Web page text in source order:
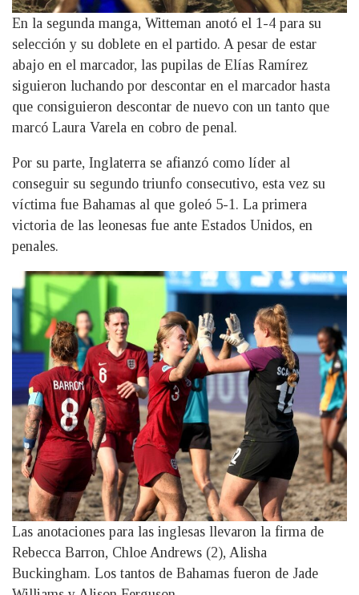
En la segunda manga, Witteman anotó el 1-4 para su
selección y su doblete en el partido. A pesar de estar
abajo en el marcador, las pupilas de Elías Ramírez
siguieron luchando por descontar en el marcador hasta
que consiguieron descontar de nuevo con un tanto que
marcó Laura Varela en cobro de penal.
Por su parte, Inglaterra se afianzó como líder al
conseguir su segundo triunfo consecutivo, esta vez su
víctima fue Bahamas al que goleó 5-1. La primera
victoria de las leonesas fue ante Estados Unidos, en
penales.
Las anotaciones para las inglesas llevaron la firma de
Rebecca Barron, Chloe Andrews (2), Alisha
Buckingham. Los tantos de Bahamas fueron de Jade